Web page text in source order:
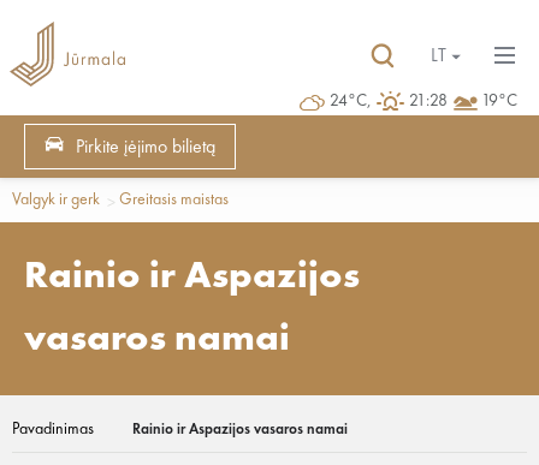
24°C, 21:28 19°C
LT
Pirkite įėjimo bilietą
Valgyk ir gerk Greitasis maistas
Rainio ir Aspazijos
vasaros namai
Pavadinimas Rainio ir Aspazijos vasaros namai